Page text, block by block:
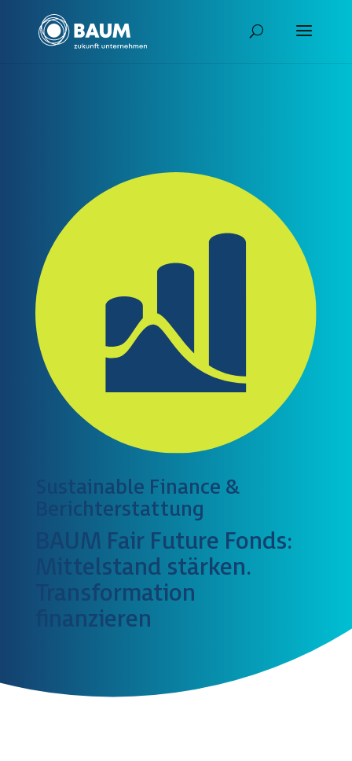
Sustainable Finance &
Berichterstattung
BAUM Fair Future Fonds:
Mittelstand stärken.
Transformation
finanzieren